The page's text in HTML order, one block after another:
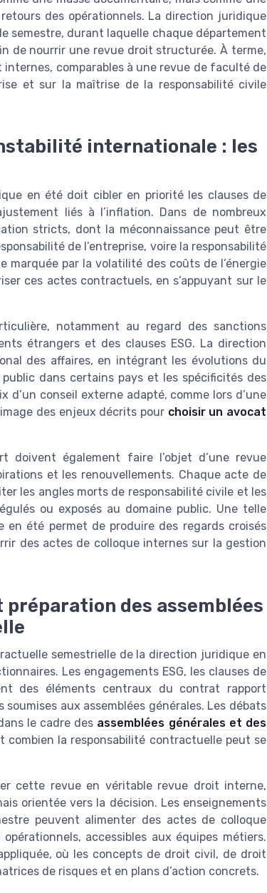
des opérationnels. La direction juridique
semestre, durant laquelle chaque département
de nourrir une revue droit structurée. À terme,
comparables à une revue de faculté de
et sur la maîtrise de la responsabilité civile
internationale : les
en été doit cibler en priorité les clauses de
liés à l’inflation. Dans de nombreux
stricts, dont la méconnaissance peut être
de l’entreprise, voire la responsabilité
par la volatilité des coûts de l’énergie
ces actes contractuels, en s’appuyant sur le
notamment au regard des sanctions
étrangers et des clauses ESG. La direction
des affaires, en intégrant les évolutions du
dans certains pays et les spécificités des
conseil externe adapté, comme lors d’une
des enjeux décrits pour choisir un avocat
doivent également faire l’objet d’une revue
et les renouvellements. Chaque acte de
les angles morts de responsabilité civile et les
ou exposés au domaine public. Une telle
été permet de produire des regards croisés
des actes de colloque internes sur la gestion
préparation des assemblées
semestrielle de la direction juridique en
Les engagements ESG, les clauses de
des éléments centraux du contrat rapport
aux assemblées générales. Les débats
le cadre des assemblées générales et des
combien la responsabilité contractuelle peut se
cette revue en véritable revue droit interne,
orientée vers la décision. Les enseignements
peuvent alimenter des actes de colloque
accessibles aux équipes métiers.
où les concepts de droit civil, de droit
de risques et en plans d’action concrets.